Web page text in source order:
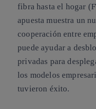
fibra hasta el hogar
apuesta muestra un
cooperación entre
puede ayudar a
privadas para
los modelos
tuvieron éxito.